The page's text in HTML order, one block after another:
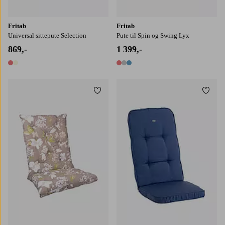
Fritab
Universal sittepute Selection
869,-
2 farger
Fritab
Pute til Spin og Swing Lyx
1 399,-
3 farger
Legg til favoritter